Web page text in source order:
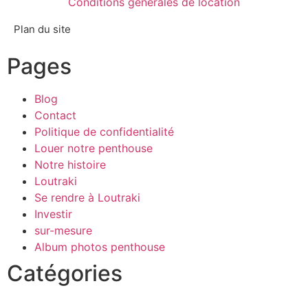
Plan du site
Pages
Blog
Contact
Politique de confidentialité
Louer notre penthouse
Notre histoire
Loutraki
Se rendre à Loutraki
Investir
sur-mesure
Album photos penthouse
Catégories